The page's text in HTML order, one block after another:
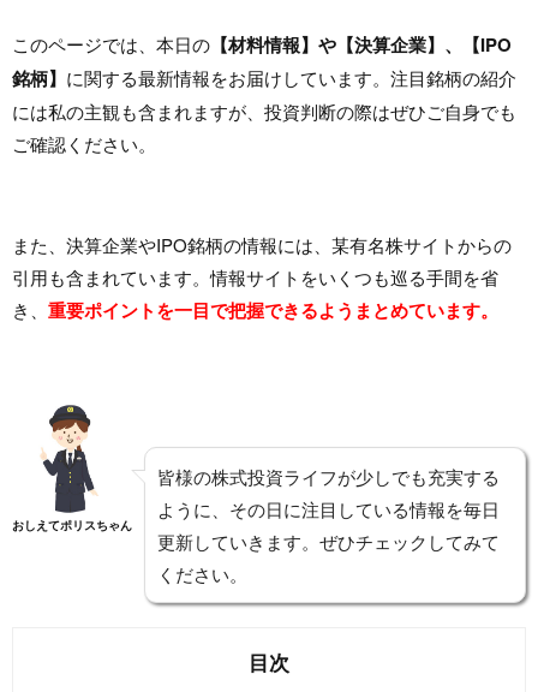
このページでは、本日の 【材料情報】や【決算企業】、【IPO
銘柄】 に関する最新情報をお届けしています。注目銘柄の紹介
には私の主観も含まれますが、投資判断の際はぜひご自身でも
ご確認ください。
また、決算企業やIPO銘柄の情報には、某有名株サイトからの
引用も含まれています。情報サイトをいくつも巡る手間を省
き、 重要ポイントを一目で把握できるようまとめています。
おしえてポリスちゃん
皆様の株式投資ライフが少しでも充実する
ように、その日に注目している情報を毎日
更新していきます。ぜひチェックしてみて
ください。
目次